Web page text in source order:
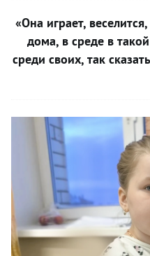
«Она играет,
дома, в среде в
среди своих, так